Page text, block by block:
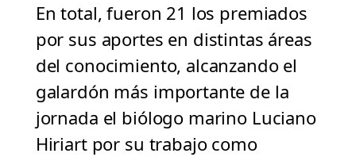
En total, fueron 21 los premiados
por sus aportes en distintas áreas
del conocimiento, alcanzando el
galardón más importante de la
jornada el biólogo marino Luciano
Hiriart por su trabajo como